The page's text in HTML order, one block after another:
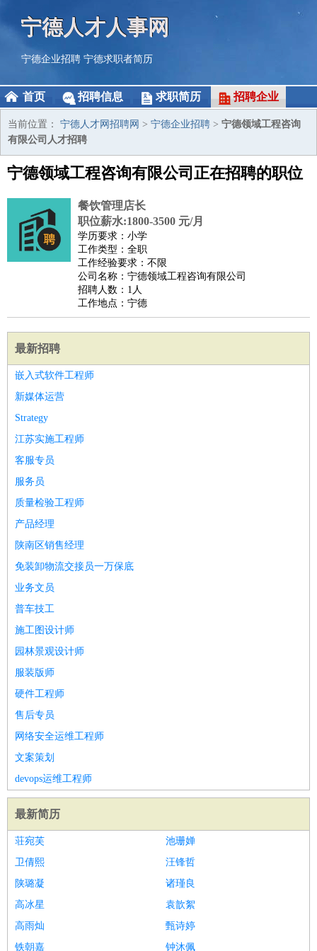
宁德人才人事网
宁德企业招聘 宁德求职者简历
首页 招聘信息 求职简历 招聘企业
当前位置： 宁德人才网招聘网 > 宁德企业招聘 > 宁德领域工程咨询
有限公司人才招聘
宁德领域工程咨询有限公司正在招聘的职位
餐饮管理店长
职位薪水:1800-3500 元/月
学历要求：小学
工作类型：全职
工作经验要求：不限
公司名称：宁德领域工程咨询有限公司
招聘人数：1人
工作地点：宁德
最新招聘
嵌入式软件工程师
新媒体运营
Strategy
江苏实施工程师
客服专员
服务员
质量检验工程师
产品经理
陕南区销售经理
免装卸物流交接员一万保底
业务文员
普车技工
施工图设计师
园林景观设计师
服装版师
硬件工程师
售后专员
网络安全运维工程师
文案策划
devops运维工程师
最新简历
荘宛芙
池珊婵
卫倩熙
汪锋哲
陕璐凝
诸瑾良
高冰星
袁歆絮
高雨灿
甄诗婷
铁朝嘉
钟沐佩